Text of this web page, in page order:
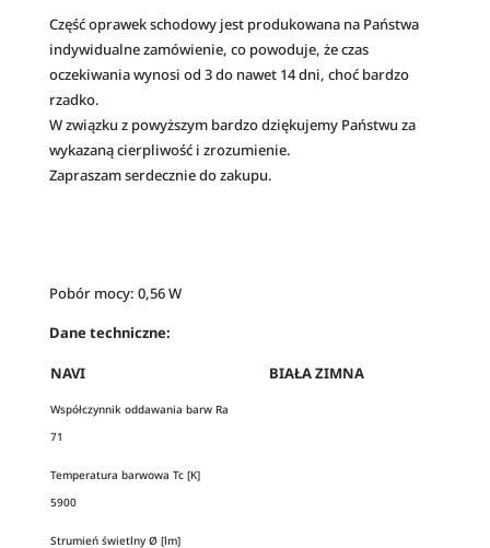
Część oprawek schodowy jest produkowana na Państwa
indywidualne zamówienie, co powoduje, że czas
oczekiwania wynosi od 3 do nawet 14 dni, choć bardzo
rzadko.
W związku z powyższym bardzo dziękujemy Państwu za
wykazaną cierpliwość i zrozumienie.
Zapraszam serdecznie do zakupu.
Pobór mocy: 0,56 W
Dane techniczne:
NAVI BIAŁA ZIMNA
Współczynnik oddawania barw Ra
71
Temperatura barwowa Tc [K]
5900
Strumień świetlny Ø [lm]